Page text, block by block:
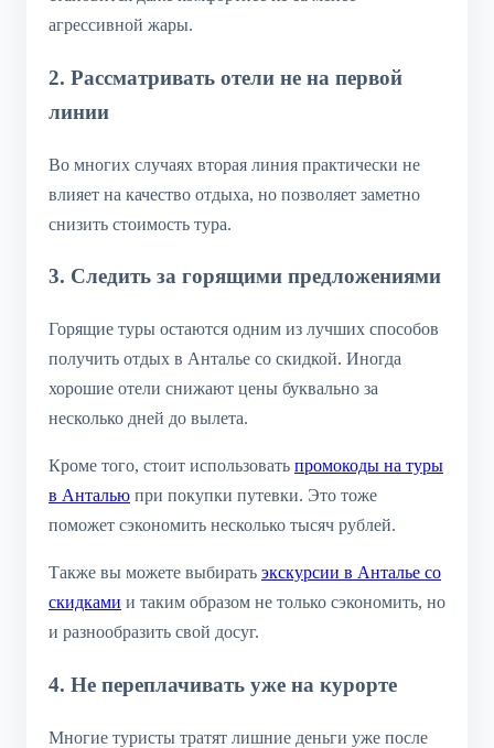
агрессивной жары.
2. Рассматривать отели не на первой
линии
Во многих случаях вторая линия практически не
влияет на качество отдыха, но позволяет заметно
снизить стоимость тура.
3. Следить за горящими предложениями
Горящие туры остаются одним из лучших способов
получить отдых в Анталье со скидкой. Иногда
хорошие отели снижают цены буквально за
несколько дней до вылета.
Кроме того, стоит использовать промокоды на туры
в Анталью при покупки путевки. Это тоже
поможет сэкономить несколько тысяч рублей.
Также вы можете выбирать экскурсии в Анталье со
скидками и таким образом не только сэкономить, но
и разнообразить свой досуг.
4. Не переплачивать уже на курорте
Многие туристы тратят лишние деньги уже после